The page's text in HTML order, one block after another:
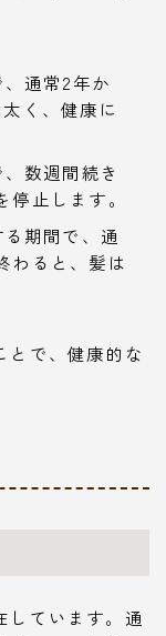
通常2年か
く、健康に
数週間続き
止します。
期間で、通
わると、髪は
とで、健康的な
しています。通